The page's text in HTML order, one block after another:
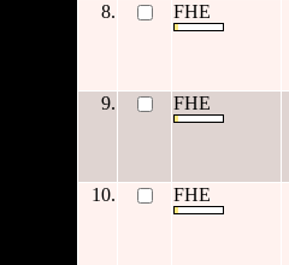
8. FHE
9. FHE
10. FHE